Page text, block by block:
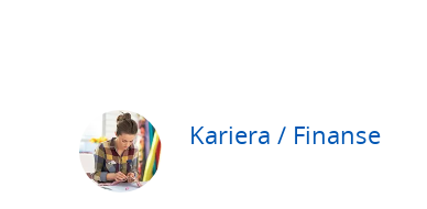
Kariera / Finanse